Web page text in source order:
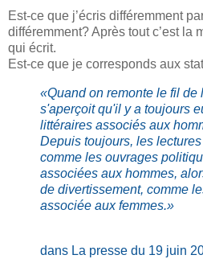
Est-ce que j’écris différemment
différemment? Après tout c’est la
qui écrit.
Est-ce que je corresponds aux
«Quand on remonte le fil de
s'aperçoit qu'il y a toujours
littéraires associés aux
Depuis toujours, les
comme les ouvrages
associées aux hommes,
de divertissement, comme
associée aux femmes.»
Anthony
dans La presse du 19 juin